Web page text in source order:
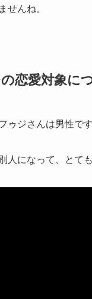
せんね。
恋愛対象に
ゥジさんは男性で
人になって、とて